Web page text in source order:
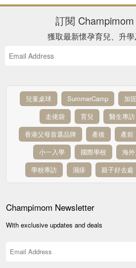
訂閱 Champimom
獲取最新懷孕育兒、升
兒童桌球 SummerCamp 加固
走佬袋
育兒 醫生專訪
香港父母首選品牌
產後 產前
小一入學
國際學校 海
學校專訪
濕疹 親子好去處
Champimom Newsletter
With exclusive updates and deals